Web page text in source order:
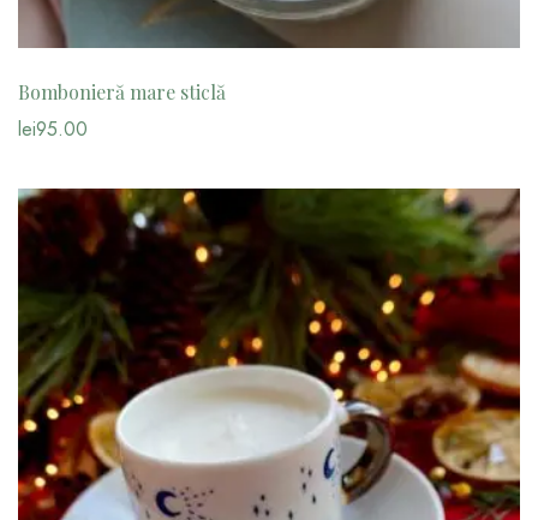
Bombonieră mare sticlă
lei95.00